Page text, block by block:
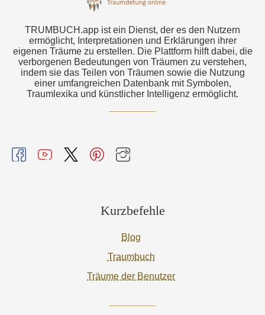
TRUMBUCH.app ist ein Dienst, der es den Nutzern
ermöglicht, Interpretationen und Erklärungen ihrer
eigenen Träume zu erstellen. Die Plattform hilft dabei, die
verborgenen Bedeutungen von Träumen zu verstehen,
indem sie das Teilen von Träumen sowie die Nutzung
einer umfangreichen Datenbank mit Symbolen,
Traumlexika und künstlicher Intelligenz ermöglicht.
Kurzbefehle
Blog
Traumbuch
Träume der Benutzer